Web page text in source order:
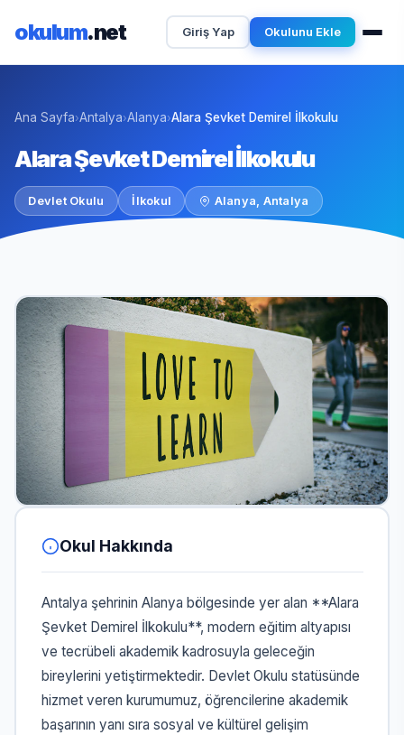
okulum.net Giriş Yap Okulunu Ekle
Ana Sayfa›Antalya›Alanya›Alara Şevket Demirel İlkokulu
Alara Şevket Demirel İlkokulu
Devlet Okulu İlkokul Alanya, Antalya
Okul Hakkında
Antalya şehrinin Alanya bölgesinde yer alan **Alara
Şevket Demirel İlkokulu**, modern eğitim altyapısı
ve tecrübeli akademik kadrosuyla geleceğin
bireylerini yetiştirmektedir. Devlet Okulu statüsünde
hizmet veren kurumumuz, öğrencilerine akademik
başarının yanı sıra sosyal ve kültürel gelişim